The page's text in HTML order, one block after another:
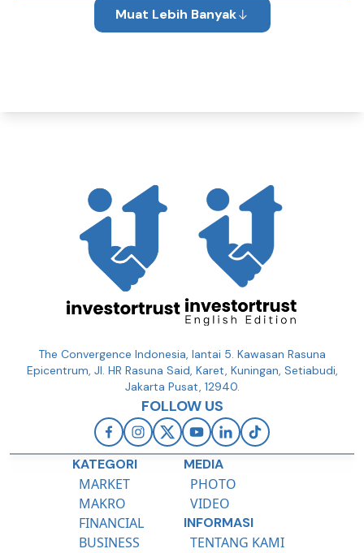
Muat Lebih Banyak
The Convergence Indonesia, lantai 5. Kawasan Rasuna
Epicentrum, Jl. HR Rasuna Said, Karet, Kuningan, Setiabudi,
Jakarta Pusat, 12940.
FOLLOW US
KATEGORI
MARKET
MAKRO
FINANCIAL
BUSINESS
MEDIA
PHOTO
VIDEO
INFORMASI
TENTANG KAMI